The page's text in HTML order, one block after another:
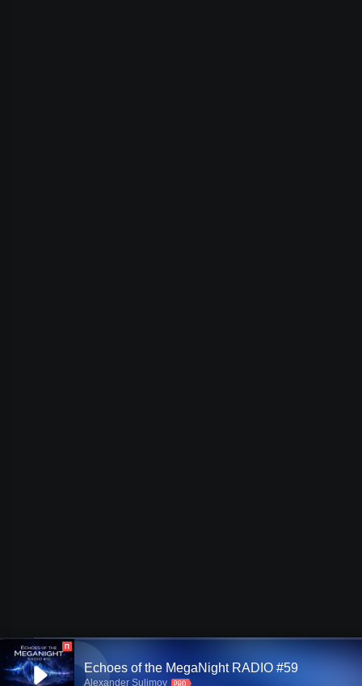
П
Echoes of the MegaNight RADIO #59
Alexander Sulimov